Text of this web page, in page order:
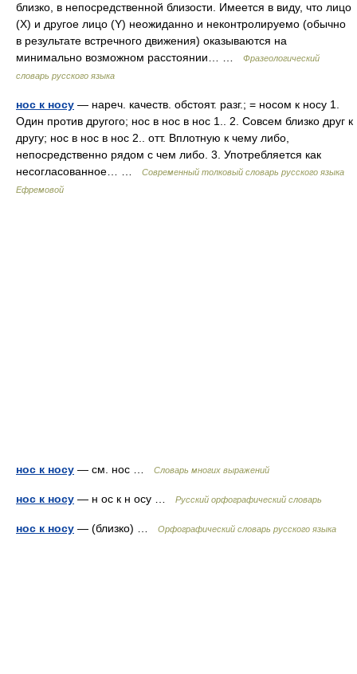
близко, в непосредственной близости. Имеется в виду, что лицо
(Х) и другое лицо (Y) неожиданно и неконтролируемо (обычно
в результате встречного движения) оказываются на
минимально возможном расстоянии… …
Фразеологический
словарь русского языка
нос к носу — нареч. качеств. обстоят. разг.; = носом к носу 1.
Один против другого; нос в нос в нос 1.. 2. Совсем близко друг к
другу; нос в нос в нос 2.. отт. Вплотную к чему либо,
непосредственно рядом с чем либо. 3. Употребляется как
несогласованное… …
Современный толковый словарь русского языка
Ефремовой
нос к носу — см. нос … Словарь многих выражений
нос к носу — н ос к н осу … Русский орфографический словарь
нос к носу — (близко) … Орфографический словарь русского языка